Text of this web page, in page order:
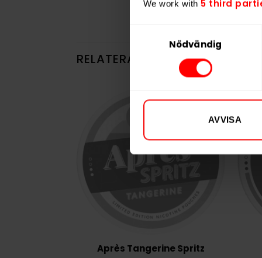
We work with 5 third
Nödvändig
AVVISA
RELATERADE PRODUKTER
Après Tangerine Spritz